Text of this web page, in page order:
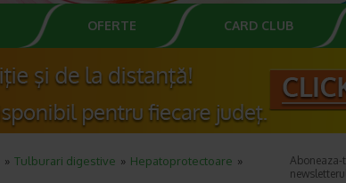
OFERTE CARD CLUB
Tulburari digestive
Hepatoprotectoare
Aboneaza-